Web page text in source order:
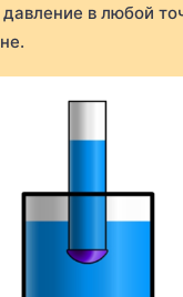
в любой